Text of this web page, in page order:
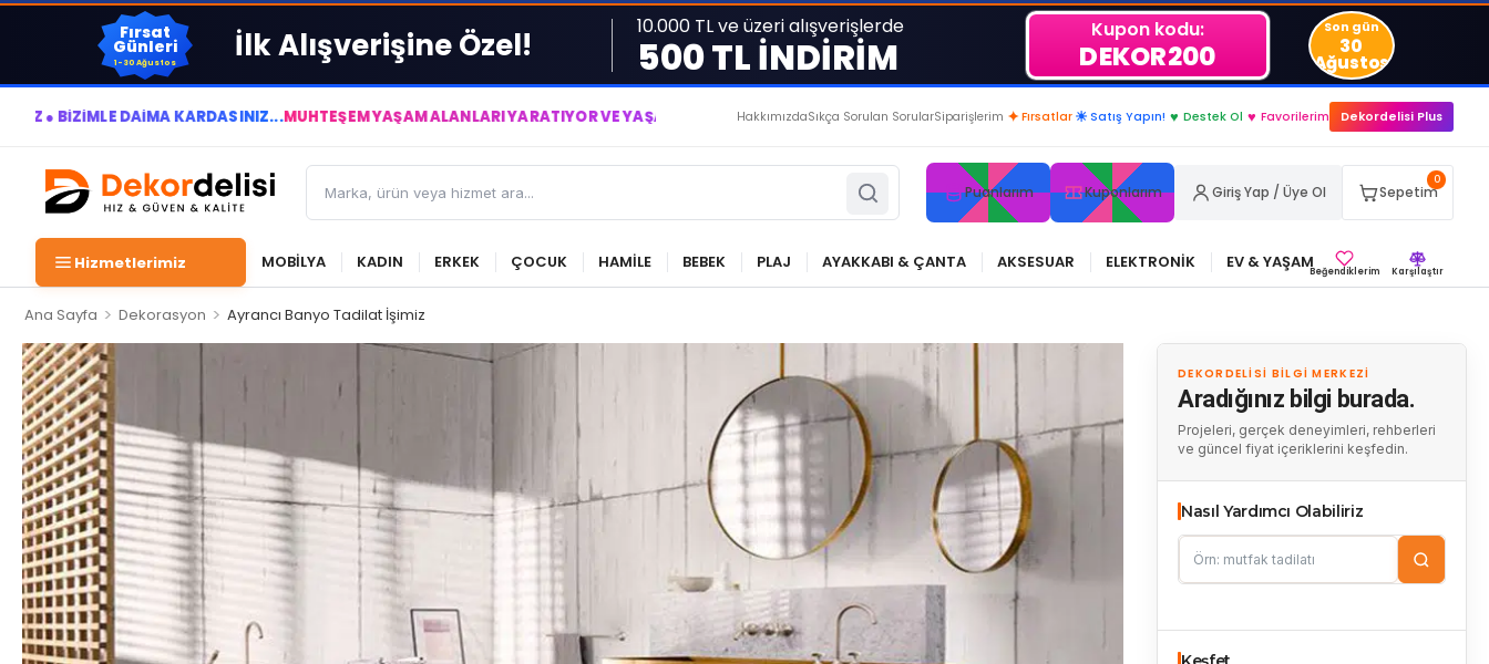
Fırsat
Günleri
1-30 Ağustos İlk Alışverişine Özel! 10.000 TL ve üzeri alışverişlerde
500 TL İNDİRİM
Kupon kodu:
DEKOR200
Son gün
30
Ağustos
DAİMA KÂRDASINIZ...MUHTEŞEM YAŞAM ALANLARI YARATIYOR VE YAŞATIYORUZ ● BİZİMLE DAİMA KÂRDASINIZ...
HakkımızdaSıkça Sorulan SorularSiparişlerim ✦ Fırsatlar ☀ Satış Yapın! ♥ Destek Ol ♥ Favorilerim Dekordelisi Plus
Puanlarım Kuponlarım Giriş Yap / Üye Ol
0
Sepetim
Hizmetlerimiz MOBİLYA KADIN ERKEK ÇOCUK HAMİLE BEBEK PLAJ AYAKKABI & ÇANTA AKSESUAR ELEKTRONİK EV & YAŞAMBeğendiklerim Karşılaştır
Ana Sayfa > Dekorasyon > Ayrancı Banyo Tadilat İşimiz
DEKORDELISI BILGI MERKEZI
Aradığınız bilgi burada.
Projeleri, gerçek deneyimleri, rehberleri
ve güncel fiyat içeriklerini keşfedin.
Nasıl Yardımcı Olabiliriz